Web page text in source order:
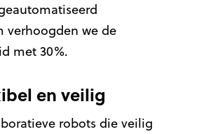
verhoogden we de
met 30%.
en veilig
robots die veilig